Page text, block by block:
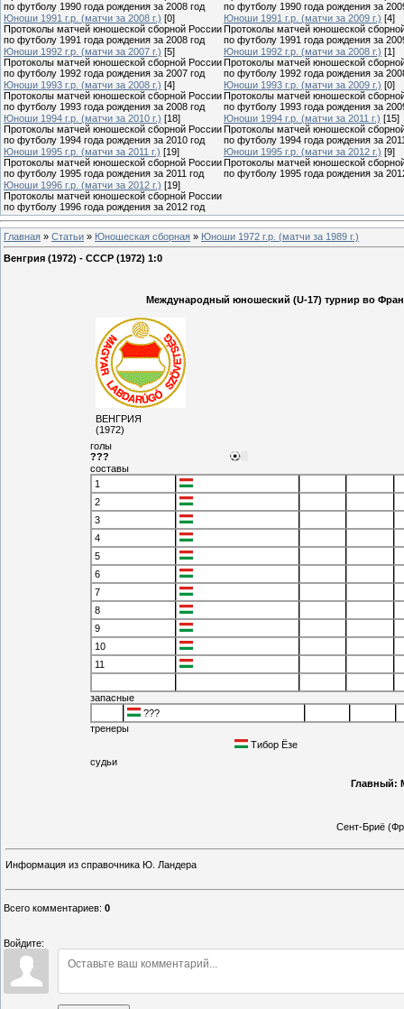
по футболу 1990 года рождения за 2008 год
по футболу 1990 года рождения за
Юноши 1991 г.р. (матчи за 2008 г.) [0]
Протоколы матчей юношеской сборной России
по футболу 1991 года рождения за 2008 год
Юноши 1991 г.р. (матчи за 2009 г.) [4]
Протоколы матчей юношеской
по футболу 1991 года рождения за
Юноши 1992 г.р. (матчи за 2007 г.) [5]
Протоколы матчей юношеской сборной России
по футболу 1992 года рождения за 2007 год
Юноши 1992 г.р. (матчи за 2008 г.) [1]
Протоколы матчей юношеской
по футболу 1992 года рождения за
Юноши 1993 г.р. (матчи за 2008 г.) [4]
Протоколы матчей юношеской сборной России
по футболу 1993 года рождения за 2008 год
Юноши 1993 г.р. (матчи за 2009 г.) [0]
Протоколы матчей юношеской
по футболу 1993 года рождения за
Юноши 1994 г.р. (матчи за 2010 г.) [18]
Протоколы матчей юношеской сборной России
по футболу 1994 года рождения за 2010 год
Юноши 1994 г.р. (матчи за 2011 г.) [15]
Протоколы матчей юношеской
по футболу 1994 года рождения за
Юноши 1995 г.р. (матчи за 2011 г.) [19]
Протоколы матчей юношеской сборной России
по футболу 1995 года рождения за 2011 год
Юноши 1995 г.р. (матчи за 2012 г.) [9]
Протоколы матчей юношеской
по футболу 1995 года рождения за
Юноши 1996 г.р. (матчи за 2012 г.) [19]
Протоколы матчей юношеской сборной России
по футболу 1996 года рождения за 2012 год
Главная » Статьи » Юношеская cборная » Юноши 1972 г.р. (матчи за 1989 г.)
Венгрия (1972) - СССР (1972) 1:0
Международный юношеский (U-17) турнир во
ВЕНГРИЯ
(1972)
голы
???
составы
1
2
3
4
5
6
7
8
9
10
11
запасные
???
тренеры
Тибор Ёзе
судьи
Главный:
Сент-Бриё
Информация из справочника Ю. Ландера
Всего комментариев: 0
Войдите: